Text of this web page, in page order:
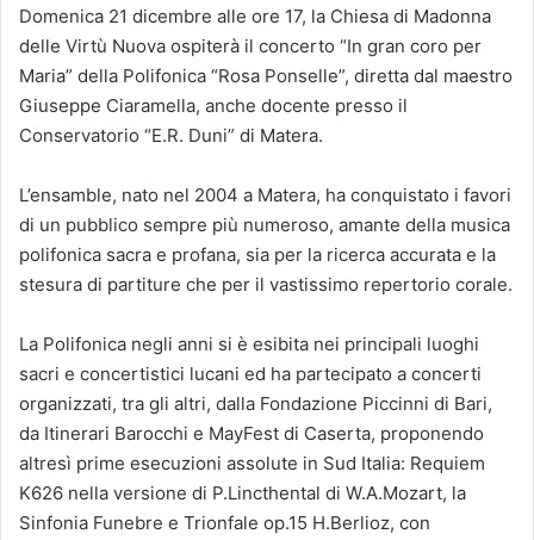
Domenica 21 dicembre alle ore 17, la Chiesa di Madonna
delle Virtù Nuova ospiterà il concerto “In gran coro per
Maria” della Polifonica “Rosa Ponselle”, diretta dal maestro
Giuseppe Ciaramella, anche docente presso il
Conservatorio “E.R. Duni” di Matera.
L’ensamble, nato nel 2004 a Matera, ha conquistato i favori
di un pubblico sempre più numeroso, amante della musica
polifonica sacra e profana, sia per la ricerca accurata e la
stesura di partiture che per il vastissimo repertorio corale.
La Polifonica negli anni si è esibita nei principali luoghi
sacri e concertistici lucani ed ha partecipato a concerti
organizzati, tra gli altri, dalla Fondazione Piccinni di Bari,
da Itinerari Barocchi e MayFest di Caserta, proponendo
altresì prime esecuzioni assolute in Sud Italia: Requiem
K626 nella versione di P.Lincthental di W.A.Mozart, la
Sinfonia Funebre e Trionfale op.15 H.Berlioz, con